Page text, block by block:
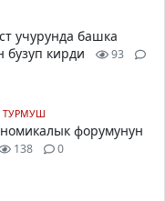
учурунда башка
кирди
93
ТУРМУШ
форумунун
138 0